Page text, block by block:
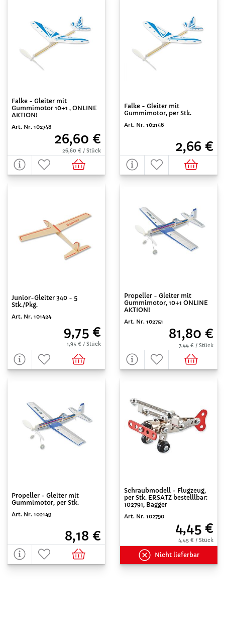
Falke - Gleiter mit
Gummimotor 10+1 , ONLINE
AKTION!
Art. Nr. 102748
26,60 €
26,60 € / Stück
Falke - Gleiter mit
Gummimotor, per Stk.
Art. Nr. 102146
2,66 €
Junior-Gleiter 340 - 5
Stk./Pkg.
Art. Nr. 101424
9,75 €
1,95 € / Stück
Propeller - Gleiter mit
Gummimotor, 10+1 ONLINE
AKTION!
Art. Nr. 102751
81,80 €
7,44 € / Stück
Propeller - Gleiter mit
Gummimotor, per Stk.
Art. Nr. 102149
8,18 €
Schraubmodell - Flugzeug,
per Stk. ERSATZ bestelllbar:
102791, Bagger
Art. Nr. 102790
4,45 €
4,45 € / Stück
Nicht lieferbar